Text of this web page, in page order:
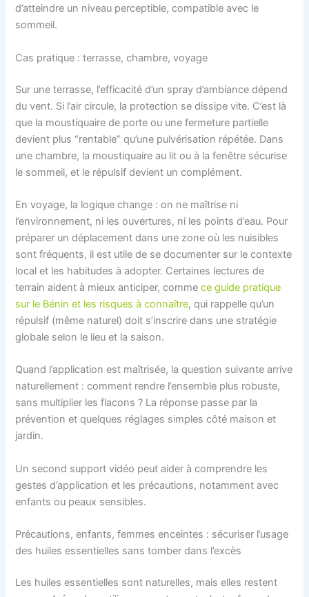
d’atteindre un niveau perceptible, compatible avec le
sommeil.
Cas pratique : terrasse, chambre, voyage
Sur une terrasse, l’efficacité d’un spray d’ambiance dépend
du vent. Si l’air circule, la protection se dissipe vite. C’est là
que la moustiquaire de porte ou une fermeture partielle
devient plus “rentable” qu’une pulvérisation répétée. Dans
une chambre, la moustiquaire au lit ou à la fenêtre sécurise
le sommeil, et le répulsif devient un complément.
En voyage, la logique change : on ne maîtrise ni
l’environnement, ni les ouvertures, ni les points d’eau. Pour
préparer un déplacement dans une zone où les nuisibles
sont fréquents, il est utile de se documenter sur le contexte
local et les habitudes à adopter. Certaines lectures de
terrain aident à mieux anticiper, commece guide pratique
sur le Bénin et les risques à connaître, qui rappelle qu’un
répulsif (même naturel) doit s’inscrire dans une stratégie
globale selon le lieu et la saison.
Quand l’application est maîtrisée, la question suivante arrive
naturellement : comment rendre l’ensemble plus robuste,
sans multiplier les flacons ? La réponse passe par la
prévention et quelques réglages simples côté maison et
jardin.
Un second support vidéo peut aider à comprendre les
gestes d’application et les précautions, notamment avec
enfants ou peaux sensibles.
Précautions, enfants, femmes enceintes : sécuriser l’usage
des huiles essentielles sans tomber dans l’excès
Les huiles essentielles sont naturelles, mais elles restent